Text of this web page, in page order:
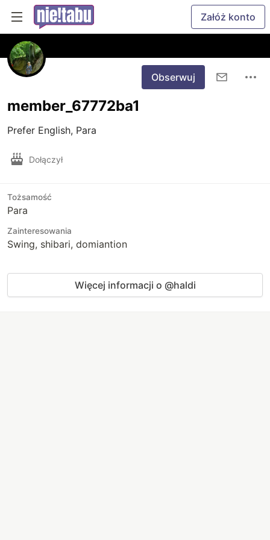
Załóż konto
Obserwuj
member_67772ba1
Prefer English, Para
Dołączył
Tożsamość
Para
Zainteresowania
Swing, shibari, domiantion
Więcej informacji o @haldi